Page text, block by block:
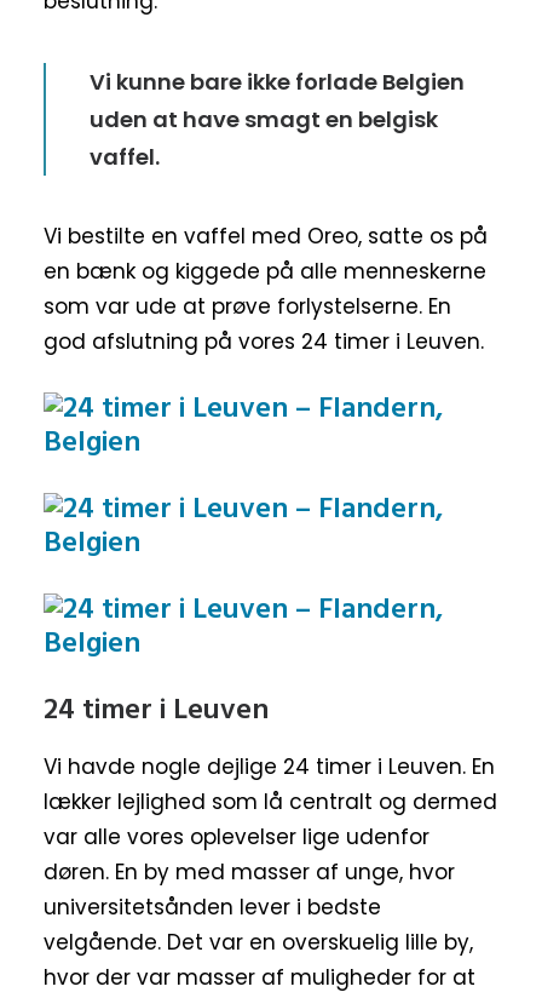
Vi kunne bare ikke forlade Belgien
uden at have smagt en belgisk
vaffel.
Vi bestilte en vaffel med Oreo, satte os på
en bænk og kiggede på alle menneskerne
som var ude at prøve forlystelserne. En
god afslutning på vores 24 timer i Leuven.
24 timer i Leuven
Vi havde nogle dejlige 24 timer i Leuven. En
lækker lejlighed som lå centralt og dermed
var alle vores oplevelser lige udenfor
døren. En by med masser af unge, hvor
universitetsånden lever i bedste
velgående. Det var en overskuelig lille by,
hvor der var masser af muligheder for at